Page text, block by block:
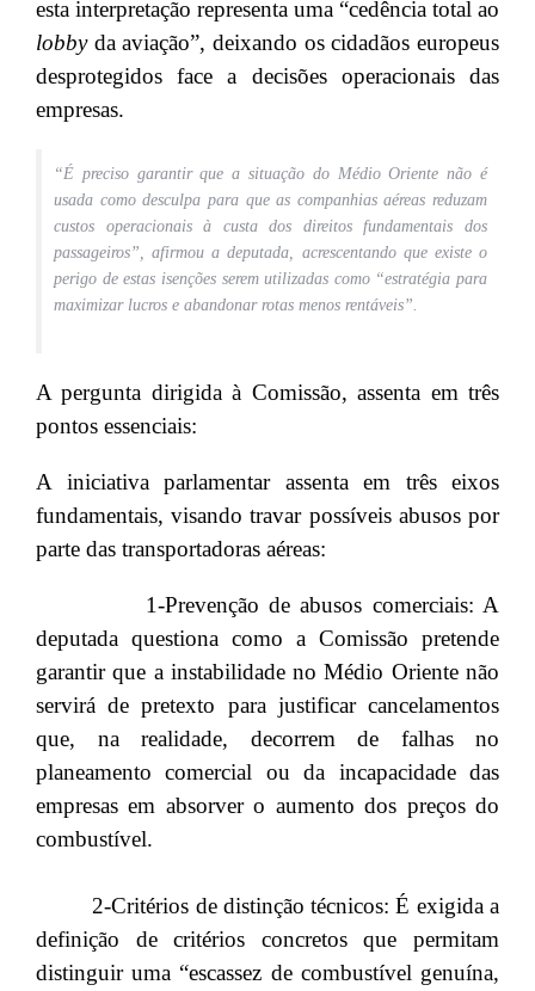
esta interpretação representa uma “cedência total ao
lobby da aviação”, deixando os cidadãos europeus
desprotegidos face a decisões operacionais das
empresas.
“É preciso garantir que a situação do Médio Oriente não é
usada como desculpa para que as companhias aéreas reduzam
custos operacionais à custa dos direitos fundamentais dos
passageiros”, afirmou a deputada, acrescentando que existe o
perigo de estas isenções serem utilizadas como “estratégia para
maximizar lucros e abandonar rotas menos rentáveis”.
A pergunta dirigida à Comissão, assenta em três
pontos essenciais:
A iniciativa parlamentar assenta em três eixos
fundamentais, visando travar possíveis abusos por
parte das transportadoras aéreas:
1-Prevenção de abusos comerciais: A
deputada questiona como a Comissão pretende
garantir que a instabilidade no Médio Oriente não
servirá de pretexto para justificar cancelamentos
que, na realidade, decorrem de falhas no
planeamento comercial ou da incapacidade das
empresas em absorver o aumento dos preços do
combustível.
2-Critérios de distinção técnicos: É exigida a
definição de critérios concretos que permitam
distinguir uma “escassez de combustível genuína,